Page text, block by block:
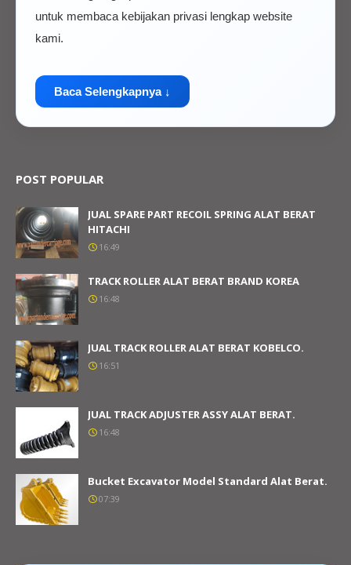
untuk membaca kebijakan privasi lengkap website
kami.
Baca Selengkapnya ↓
POST POPULAR
JUAL SPARE PART RECOIL SPRING ALAT BERAT
HITACHI
16:49
TRACK ROLLER ALAT BERAT BRAND KOREA
16:48
JUAL TRACK ROLLER ALAT BERAT KOBELCO.
16:51
JUAL TRACK ADJUSTER ASSY ALAT BERAT.
16:48
Bucket Excavator Model Standard Alat Berat.
07:39